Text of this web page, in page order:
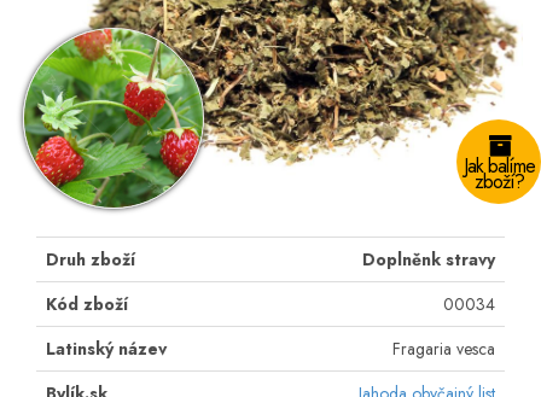
Jak balíme
zboží?
Druh zboží
Doplněnk stravy
Kód zboží
00034
Latinský název
Fragaria vesca